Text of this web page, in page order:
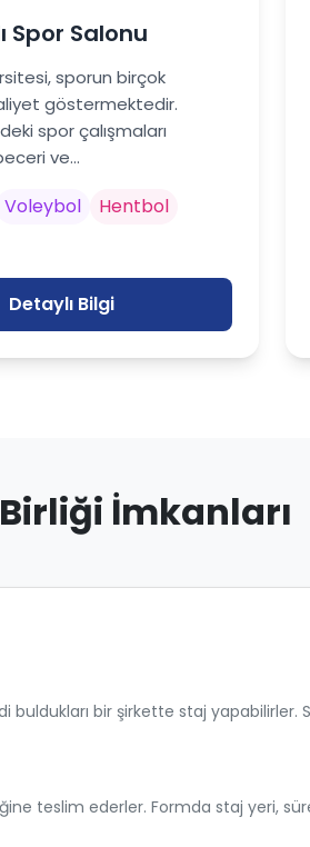
Spor Salonu
sporun birçok
göstermektedir.
spor çalışmaları
ve...
Voleybol Hentbol
Detaylı Bilgi
İmkanları
buldukları bir şirkette staj
teslim ederler. Formda staj yeri,